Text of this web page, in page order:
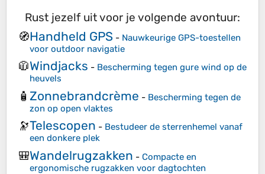
Rust jezelf uit voor je volgende avontuur:
🧭Handheld GPS - Nauwkeurige GPS-toestellen
voor outdoor navigatie
🧥Windjacks - Bescherming tegen gure wind op de
heuvels
🧴 Zonnebrandcrème - Bescherming tegen de
zon op open vlaktes
🔭Telescopen - Bestudeer de sterrenhemel vanaf
een donkere plek
🎒Wandelrugzakken - Compacte en
ergonomische rugzakken voor dagtochten